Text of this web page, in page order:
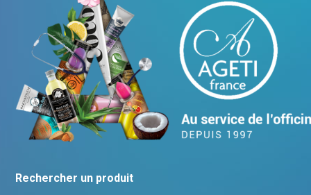
Rechercher un produit